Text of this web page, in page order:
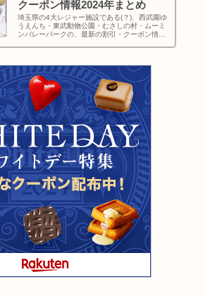
クーポン情報2024年まとめ
埼玉県の4大レジャー施設である(？)、西武園ゆ
うえんち・東武動物公園・むさしの村・ムーミ
ンバレーパークの、最新の割引・クーポン情報